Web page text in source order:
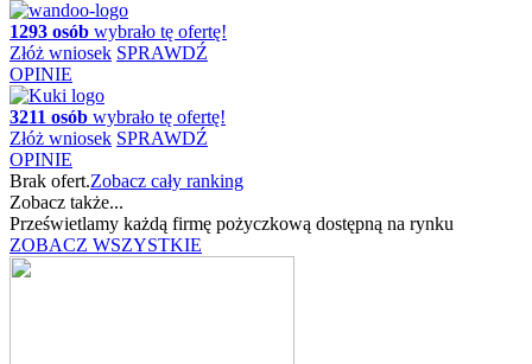
1293 osób wybrało tę ofertę!
Złóż wniosek SPRAWDŹ
OPINIE
3211 osób wybrało tę ofertę!
Złóż wniosek SPRAWDŹ
OPINIE
Brak ofert.Zobacz cały ranking
Zobacz także...
Prześwietlamy każdą firmę pożyczkową dostępną na rynku
ZOBACZ WSZYSTKIE